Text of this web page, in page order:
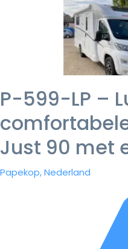
P-599-LP –
Just 90 met
Papekop, Nederland